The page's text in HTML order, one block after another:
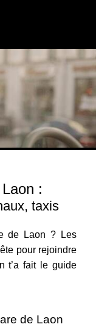
voiture
:
taxis
de Laon ? Les
pour rejoindre
t’a fait le guide
de Laon